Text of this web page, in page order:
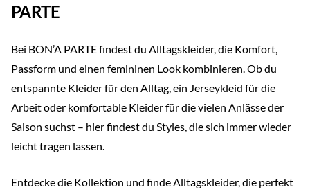
PARTE
Bei BON’A PARTE findest du Alltagskleider, die Komfort,
Passform und einen femininen Look kombinieren. Ob du
entspannte Kleider für den Alltag, ein Jerseykleid für die
Arbeit oder komfortable Kleider für die vielen Anlässe der
Saison suchst – hier findest du Styles, die sich immer wieder
leicht tragen lassen.
Entdecke die Kollektion und finde Alltagskleider, die perfekt